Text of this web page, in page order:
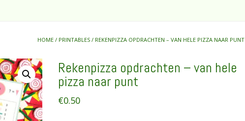
HOME / PRINTABLES / REKENPIZZA OPDRACHTEN – VAN HELE PIZZA NAAR PUNT
Rekenpizza opdrachten – van hele
pizza naar punt
€0.50